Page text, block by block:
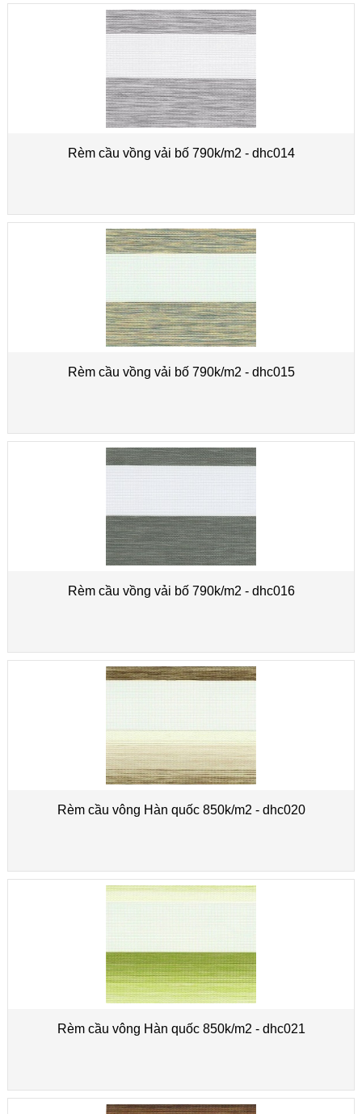
Rèm cầu vồng vải bố 790k/m2 - dhc014
Rèm cầu vồng vải bố 790k/m2 - dhc015
Rèm cầu vồng vải bố 790k/m2 - dhc016
Rèm cầu vông Hàn quốc 850k/m2 - dhc020
Rèm cầu vông Hàn quốc 850k/m2 - dhc021